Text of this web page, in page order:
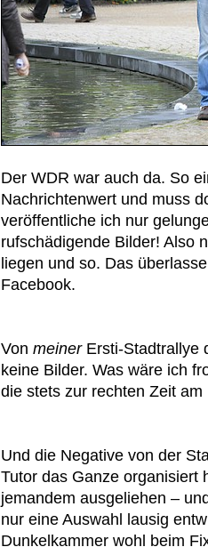
Der WDR war auch da. So
Nachrichtenwert und muss
veröffentliche ich nur
rufschädigende Bilder! Also
liegen und so. Das
Facebook.
Von meiner Ersti-Stadtrallye
keine Bilder. Was wäre ich
die stets zur rechten Zeit
Und die Negative von der
Tutor das Ganze organisiert
jemandem ausgeliehen –
nur eine Auswahl lausig
Dunkelkammer wohl beim